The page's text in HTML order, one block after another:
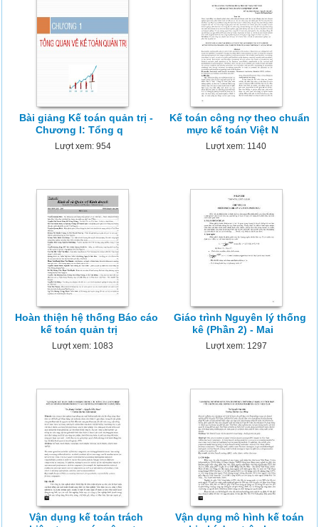
Bài giảng Kế toán quản trị -
Chương I: Tổng q
Lượt xem: 954
Kế toán công nợ theo chuẩn
mực kế toán Việt N
Lượt xem: 1140
Hoàn thiện hệ thống Báo cáo
kế toán quản trị
Lượt xem: 1083
Giáo trình Nguyên lý thống
kê (Phần 2) - Mai
Lượt xem: 1297
Vận dụng kế toán trách
Vận dụng mô hình kế toán